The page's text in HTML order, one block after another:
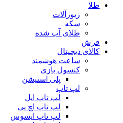
طلا
زیورآلات
سکه
طلای آب شده
فرش
کالای دیجیتال
ساعت هوشمند
کنسول بازی
پلی استیشن
لپ تاپ
لپ تاپ اپل
لپ تاپ اچ پی
لپ تاپ ایسوس